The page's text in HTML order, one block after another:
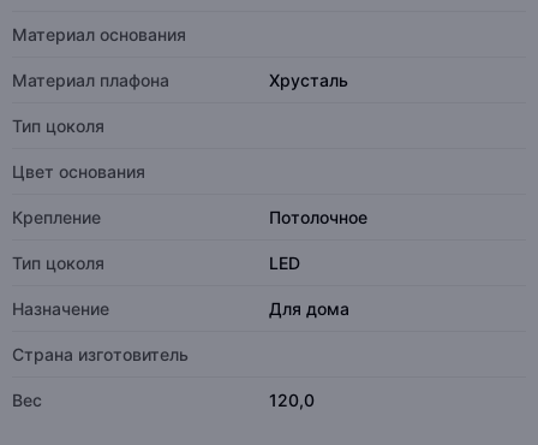
Материал основания
Материал плафона Хрусталь
Тип цоколя
Цвет основания
Крепление Потолочное
Тип цоколя LED
Назначение Для дома
Страна изготовитель
Вес 120,0